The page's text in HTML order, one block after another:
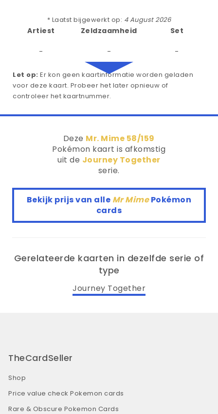
* Laatst bijgewerkt op: 4 August 2026
Artiest
-
Zeldzaamheid
-
Set
-
Let op: Er kon geen kaartinformatie worden geladen
voor deze kaart. Probeer het later opnieuw of
controleer het kaartnummer.
Deze Mr. Mime 58/159
Pokémon kaart is afkomstig
uit de Journey Together
serie.
Bekijk prijs van alle Mr MimePokémon
cards
Gerelateerde kaarten in dezelfde serie of
type
Journey Together
TheCardSeller
Shop
Price value check Pokemon cards
Rare & Obscure Pokemon Cards